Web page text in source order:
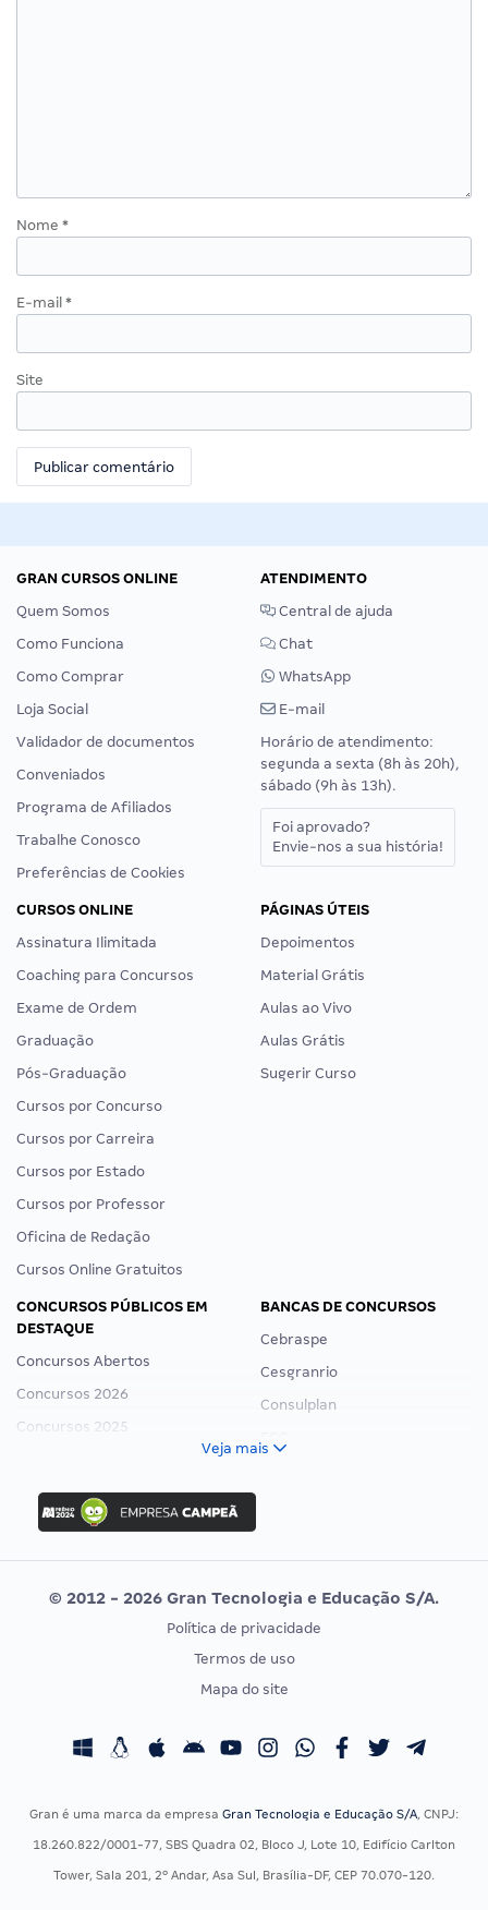
Nome *
E-mail *
Site
GRAN CURSOS ONLINE
Quem Somos
Como Funciona
Como Comprar
Loja Social
Validador de documentos
Conveniados
Programa de Afiliados
Trabalhe Conosco
Preferências de Cookies
ATENDIMENTO
Central de ajuda
Chat
WhatsApp
E-mail
Horário de atendimento:
segunda a sexta (8h às 20h),
sábado (9h às 13h).
Foi aprovado?
Envie-nos a sua história!
CURSOS ONLINE
Assinatura Ilimitada
Coaching para Concursos
Exame de Ordem
Graduação
Pós-Graduação
Cursos por Concurso
Cursos por Carreira
Cursos por Estado
Cursos por Professor
Oficina de Redação
Cursos Online Gratuitos
PÁGINAS ÚTEIS
Depoimentos
Material Grátis
Aulas ao Vivo
Aulas Grátis
Sugerir Curso
CONCURSOS PÚBLICOS EM
DESTAQUE
Concursos Abertos
Concursos 2026
Concursos 2025
Concurso Ibama
Concurso MPU
Editais publicados
BANCAS DE CONCURSOS
Cebraspe
Cesgranrio
Consulplan
Vunesp
CONCURSOS POR PROFISSÃO
Concursos Fiscais
EXAME DE ORDEM
Calendário OAB
Veja mais
© 2012 - 2026 Gran Tecnologia e Educação S/A.
Política de privacidade
Termos de uso
Mapa do site
Gran é uma marca da empresa Gran Tecnologia e Educação S/A, CNPJ:
18.260.822/0001-77, SBS Quadra 02, Bloco J, Lote 10, Edifício Carlton
Tower, Sala 201, 2º Andar, Asa Sul, Brasília-DF, CEP 70.070-120.